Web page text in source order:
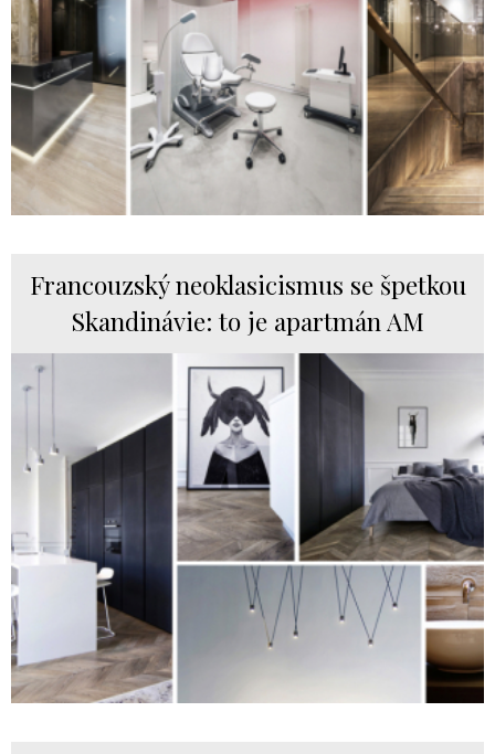
Francouzský neoklasicismus se špetkou
Skandinávie: to je apartmán AM